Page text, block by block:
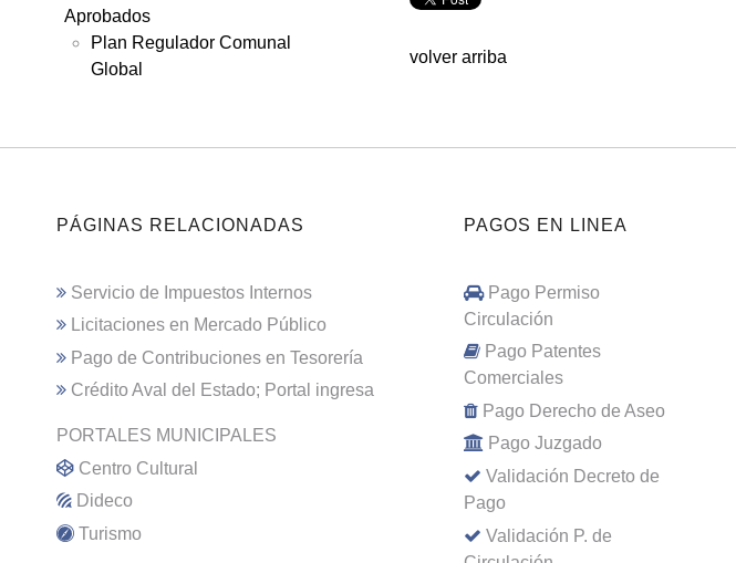
Aprobados
Plan Regulador Comunal
Global
volver arriba
PÁGINAS RELACIONADAS
Servicio de Impuestos Internos
Licitaciones en Mercado Público
Pago de Contribuciones en Tesorería
Crédito Aval del Estado; Portal ingresa
PORTALES MUNICIPALES
Centro Cultural
Dideco
Turismo
PAGOS EN LINEA
Pago Permiso
Circulación
Pago Patentes
Comerciales
Pago Derecho de Aseo
Pago Juzgado
Validación Decreto de
Pago
Validación P. de